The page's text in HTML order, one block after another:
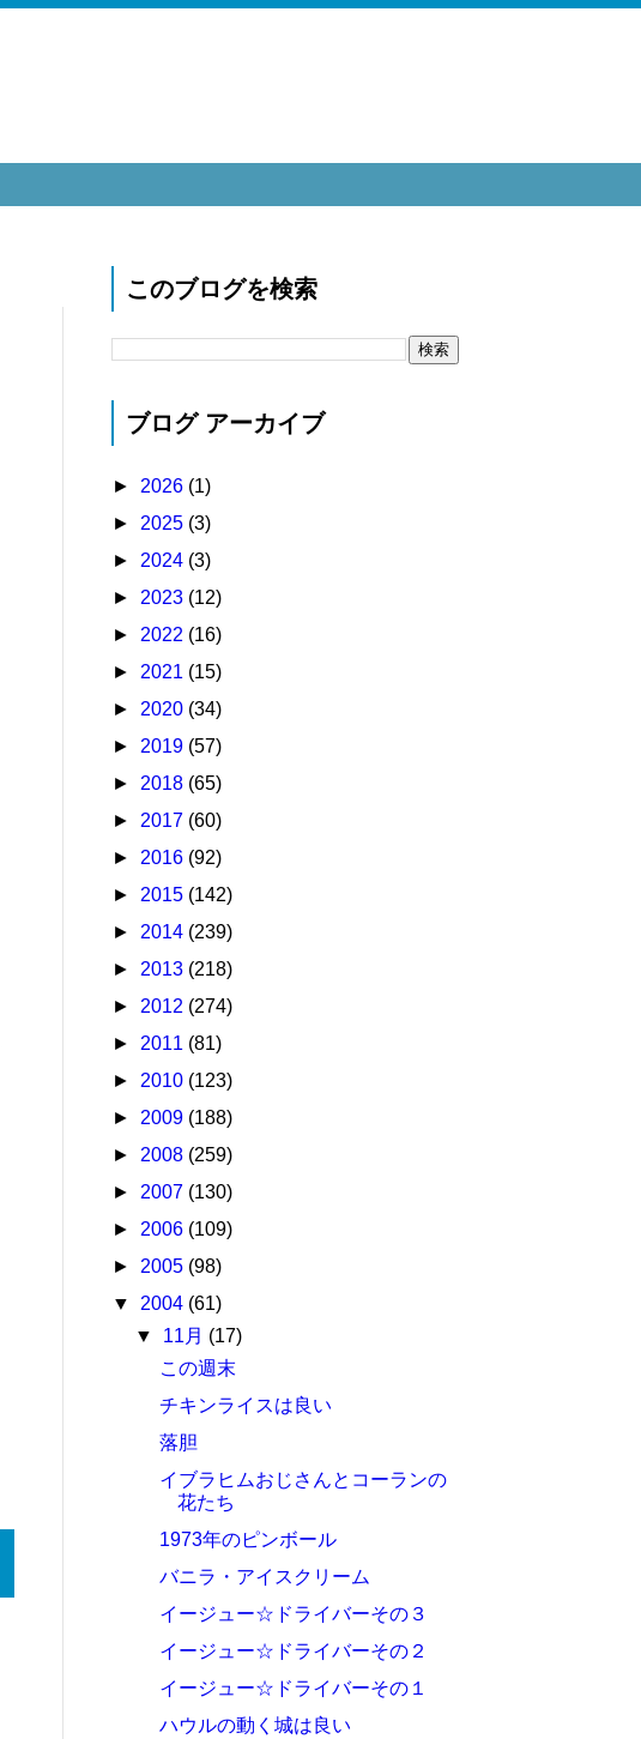
このブログを検索
ブログ アーカイブ
► 2026 (1)
► 2025 (3)
► 2024 (3)
► 2023 (12)
► 2022 (16)
► 2021 (15)
► 2020 (34)
► 2019 (57)
► 2018 (65)
► 2017 (60)
► 2016 (92)
► 2015 (142)
► 2014 (239)
► 2013 (218)
► 2012 (274)
► 2011 (81)
► 2010 (123)
► 2009 (188)
► 2008 (259)
► 2007 (130)
► 2006 (109)
► 2005 (98)
▼ 2004 (61)
▼ 11月 (17)
この週末
チキンライスは良い
落胆
イブラヒムおじさんとコーランの
花たち
1973年のピンボール
バニラ・アイスクリーム
イージュー☆ドライバーその３
イージュー☆ドライバーその２
イージュー☆ドライバーその１
ハウルの動く城は良い